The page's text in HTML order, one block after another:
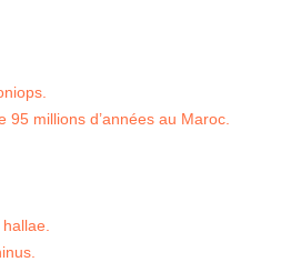
95 millions d’années au Maroc.